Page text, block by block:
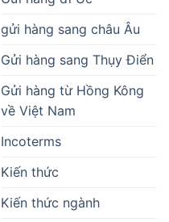
gửi hàng sang châu Âu
Gửi hàng sang Thụy Điển
Gửi hàng từ Hồng Kông
về Việt Nam
Incoterms
Kiến thức
Kiến thức ngành